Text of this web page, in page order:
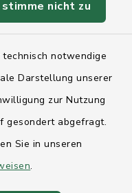
stimme nicht zu
notwendige
Darstellung unserer
zur Nutzung
gesondert abgefragt.
Sie in unseren
.